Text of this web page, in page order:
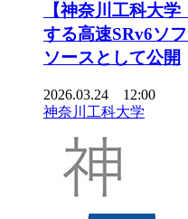
【神奈川工科大
する高速SRv6ソ
ソースとして公開
2026.03.24 12:00
神奈川工科大学